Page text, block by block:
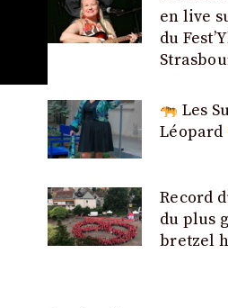
en live
du
Les
Léopard
Record
du plus
bretzel